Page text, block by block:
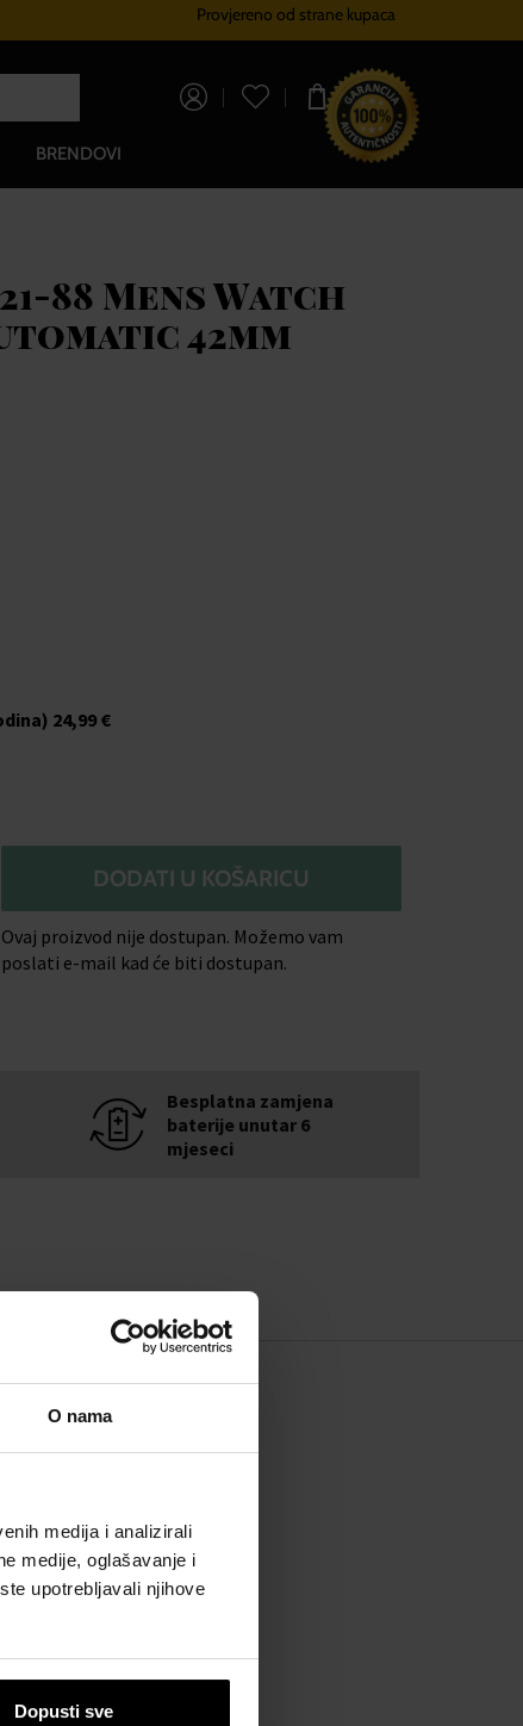
O nama
medija i analizirali
medije, oglašavanje i
upotrebljavali njihove
Dopusti sve
Sustav vjernostiProvjereno od strane kupaca
0,00 €
BRENDOVI
88 Mens Watch
42mm
24,99 €
DODATI U KOŠARICU
Ovaj proizvod nije dostupan. Možemo vam
poslati e-mail kad će biti dostupan.
Besplatna zamjena
baterije unutar 6
mjeseci